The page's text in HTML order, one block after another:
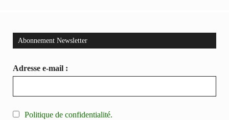
Abonnement Newsletter
Adresse e-mail :
Politique de confidentialité.